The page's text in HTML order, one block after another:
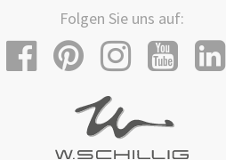
Folgen Sie uns auf: